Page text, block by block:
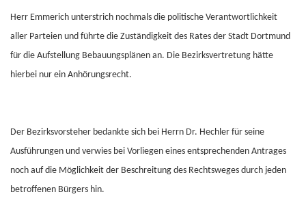
Herr Emmerich unterstrich nochmals die politische Verantwortlichkeit
aller Parteien und führte die Zuständigkeit des Rates der Stadt Dortmund
für die Aufstellung Bebauungsplänen an. Die Bezirksvertretung hätte
hierbei nur ein Anhörungsrecht.
Der Bezirksvorsteher bedankte sich bei Herrn Dr. Hechler für seine
Ausführungen und verwies bei Vorliegen eines entsprechenden Antrages
noch auf die Möglichkeit der Beschreitung des Rechtsweges durch jeden
betroffenen Bürgers hin.